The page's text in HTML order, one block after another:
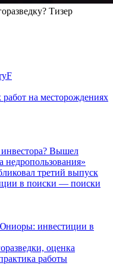
Тизер
на месторождениях
Вышел
недропользования»
третий выпуск
в поиски — поиски
инвестиции в
оценка
работы